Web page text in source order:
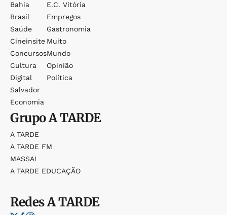
Bahia
Brasil
Saúde
Cineinsite
Concursos
Cultura
Digital
Salvador
Economia
E.c. Vitória
Empregos
Gastronomia
Muito
Mundo
Opinião
Política
GrupoA TARDE
A TARDE
A TARDE FM
MASSA!
A TARDE EDUCAÇÃO
RedesA TARDE